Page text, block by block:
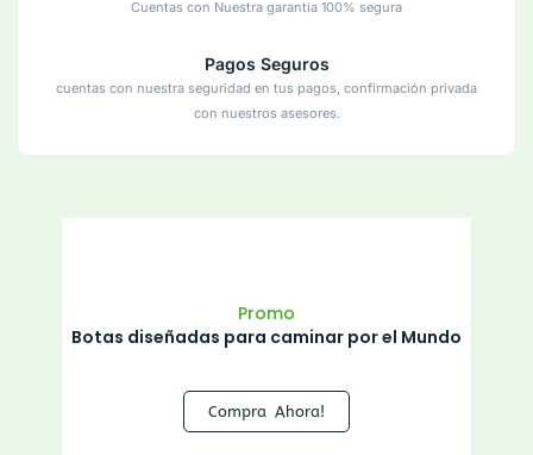
Cuentas con Nuestra garantia 100% segura
Pagos Seguros
cuentas con nuestra seguridad en tus pagos, confirmación privada
con nuestros asesores.
Promo
Botas diseñadas para caminar por el Mundo
Compra Ahora!